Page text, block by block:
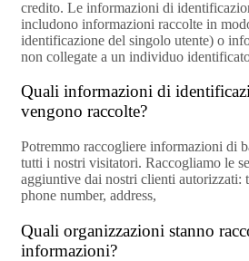
credito. Le informazioni di
includono informazioni raccolte in
identificazione del singolo utente) o
non collegate a un individuo
Quali informazioni di
vengono raccolte?
Potremmo raccogliere informazioni di
tutti i nostri visitatori. Raccogliamo le
aggiuntive dai nostri clienti autorizzati:
phone number, address,
Quali organizzazioni stanno
informazioni?